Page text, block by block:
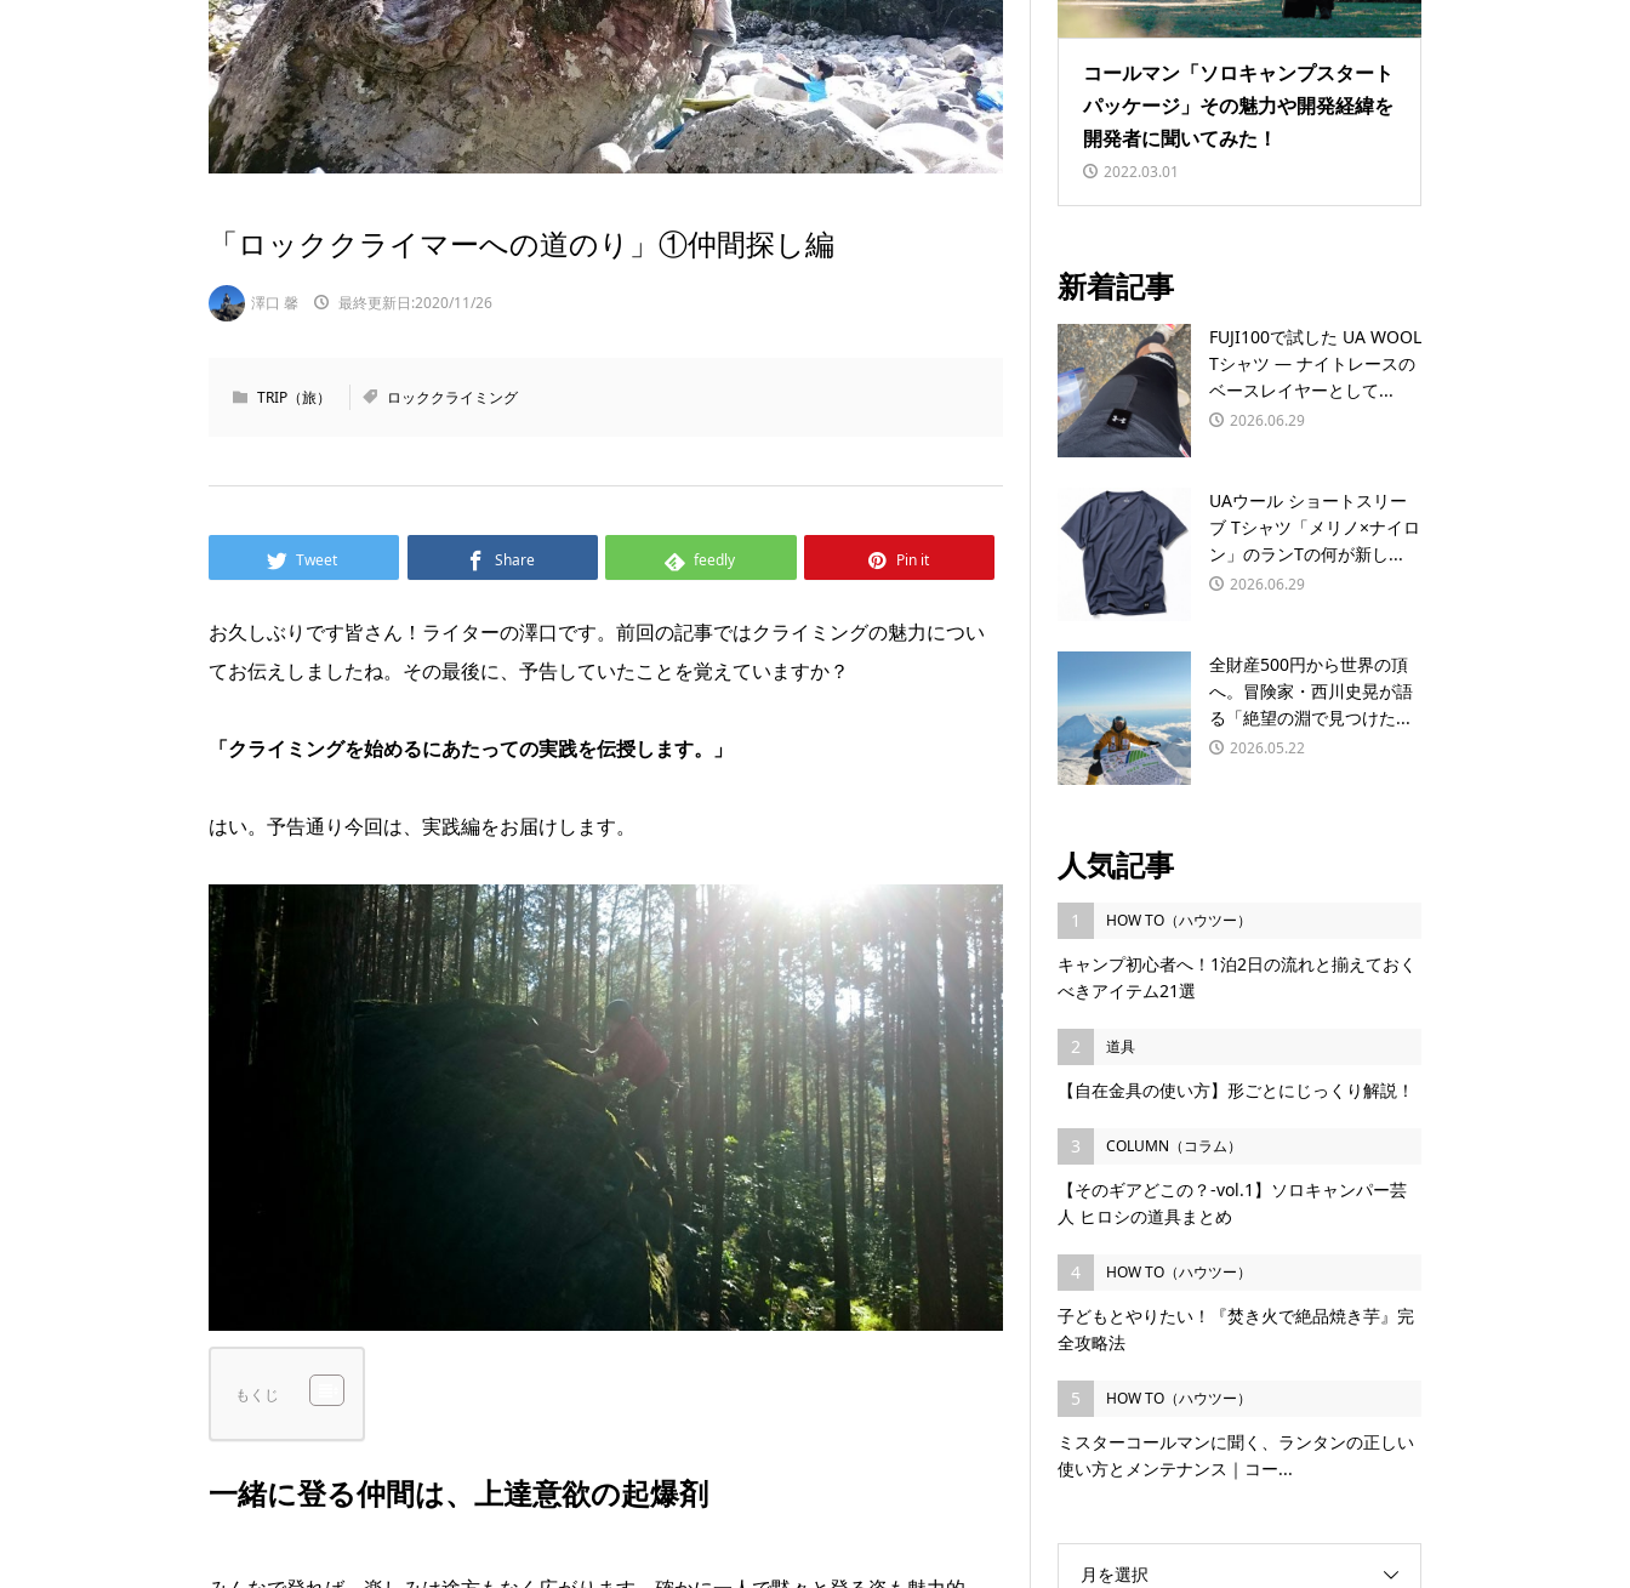
「ロッククライマーへの道のり」①仲間探し編
澤口 馨 最終更新日:2020/11/26
TRIP（旅） ロッククライミング
Tweet Share feedly Pin it
お久しぶりです皆さん！ライターの澤口です。前回の記事ではクライミングの魅力につい
てお伝えしましたね。その最後に、予告していたことを覚えていますか？
「クライミングを始めるにあたっての実践を伝授します。」
はい。予告通り今回は、実践編をお届けします。
もくじ
一緒に登る仲間は、上達意欲の起爆剤
コールマン「ソロキャンプスタート
パッケージ」その魅力や開発経緯を
開発者に聞いてみた！
2022.03.01
新着記事
FUJI100で試した UA WOOL
Tシャツ — ナイトレースの
ベースレイヤーとして...
2026.06.29
UAウール ショートスリー
ブ Tシャツ「メリノ×ナイロ
ン」のランTの何が新し...
2026.06.29
全財産500円から世界の頂
へ。冒険家・西川史晃が語
る「絶望の淵で見つけた...
2026.05.22
人気記事
1 HOW TO（ハウツー）
キャンプ初心者へ！1泊2日の流れと揃えておく
べきアイテム21選
2 道具
【自在金具の使い方】形ごとにじっくり解説！
3 COLUMN（コラム）
【そのギアどこの？-vol.1】ソロキャンパー芸
人 ヒロシの道具まとめ
4 HOW TO（ハウツー）
子どもとやりたい！『焚き火で絶品焼き芋』完
全攻略法
5 HOW TO（ハウツー）
ミスターコールマンに聞く、ランタンの正しい
使い方とメンテナンス｜コー...
月を選択